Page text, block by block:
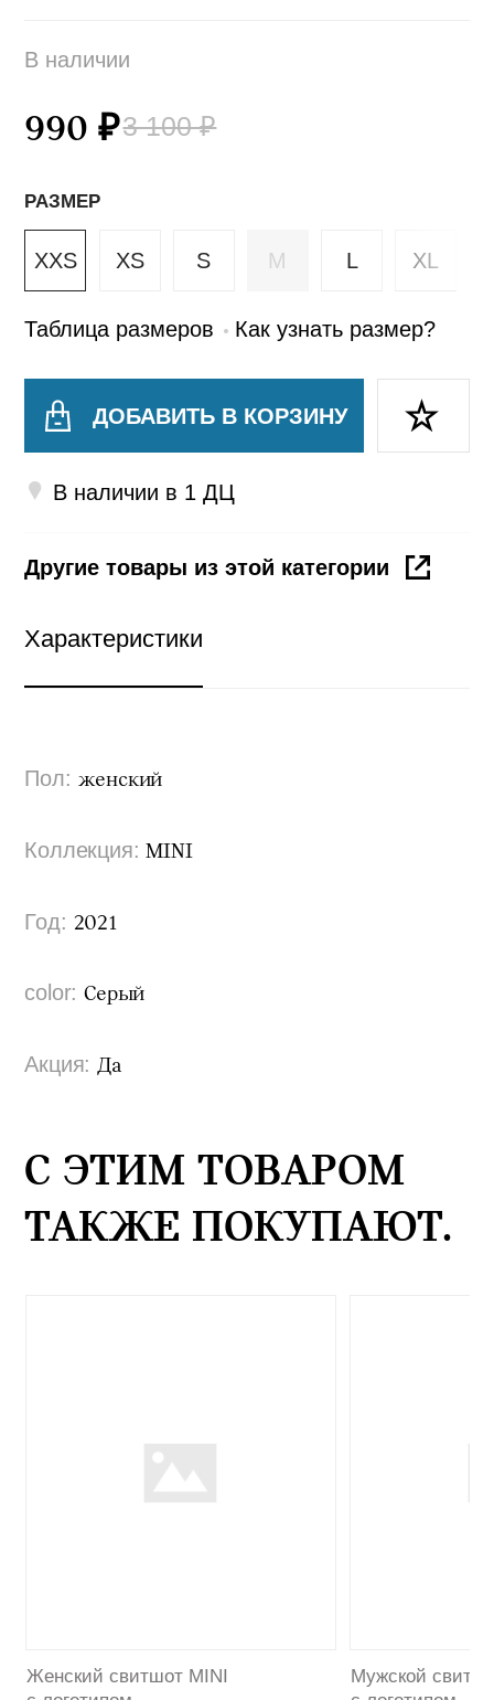
РАЗМЕР
XXS XS S M L XL
Таблица размеров Как узнать размер?
В наличии
990 ₽3 100 ₽
ДОБАВИТЬ В КОРЗИНУ
В наличии в 1 ДЦ
Другие товары из этой категории
Характеристики
Пол: женский
Коллекция: MINI
Год: 2021
color: Серый
Акция: Да
С ЭТИМ ТОВАРОМ
ТАКЖЕ ПОКУПАЮТ.
Женский свитшот MINI
Мужской